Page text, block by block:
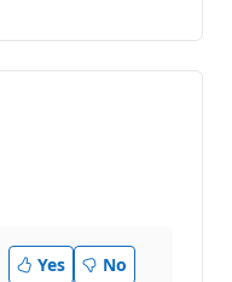
Yes No